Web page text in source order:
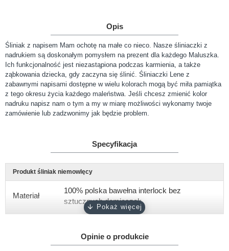
Opis
Śliniak z napisem Mam ochotę na małe co nieco. Nasze śliniaczki z
nadrukiem są doskonałym pomysłem na prezent dla każdego Maluszka.
Ich funkcjonalność jest niezastąpiona podczas karmienia, a także
ząbkowania dziecka, gdy zaczyna się ślinić. Śliniaczki Lene z
zabawnymi napisami dostępne w wielu kolorach mogą być miła pamiątka
z tego okresu życia każdego maleństwa. Jeśli chcesz zmienić kolor
nadruku napisz nam o tym a my w miarę możliwości wykonamy twoje
zamówienie lub zadzwonimy jak będzie problem.
Specyfikacja
Produkt śliniak niemowlęcy
Materiał
100% polska bawełna interlock bez
sztucznych domieszek
rozmiar uniwersalny, wymiary 22x23 cm
Opinie o produkcie